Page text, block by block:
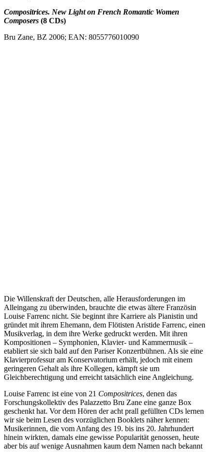
Compositrices. New Light on French Romantic Women
Composers (8 CDs)
Bru Zane, BZ 2006; EAN: 8055776010090
Die Willenskraft der Deutschen, alle Herausforderungen im
Alleingang zu überwinden, brauchte die etwas ältere Französin
Louise Farrenc nicht. Sie beginnt ihre Karriere als Pianistin und
gründet mit ihrem Ehemann, dem Flötisten Aristide Farrenc, einen
Musikverlag, in dem ihre Werke gedruckt werden. Mit ihren
Kompositionen – Symphonien, Klavier- und Kammermusik –
etabliert sie sich bald auf den Pariser Konzertbühnen. Als sie eine
Klavierprofessur am Konservatorium erhält, jedoch mit einem
geringeren Gehalt als ihre Kollegen, kämpft sie um
Gleichberechtigung und erreicht tatsächlich eine Angleichung.
Louise Farrenc ist eine von 21 Compositrices, denen das
Forschungskollektiv des Palazzetto Bru Zane eine ganze Box
geschenkt hat. Vor dem Hören der acht prall gefüllten CDs lernen
wir sie beim Lesen des vorzüglichen Booklets näher kennen:
Musikerinnen, die vom Anfang des 19. bis ins 20. Jahrhundert
hinein wirkten, damals eine gewisse Popularität genossen, heute
aber bis auf wenige Ausnahmen kaum dem Namen nach bekannt